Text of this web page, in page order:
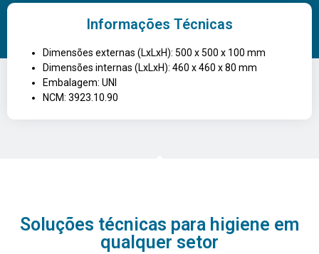
Informações Técnicas
Dimensões externas (LxLxH): 500 x 500 x 100 mm
Dimensões internas (LxLxH): 460 x 460 x 80 mm
Embalagem: UNI
NCM: 3923.10.90
Soluções técnicas para higiene em
qualquer setor